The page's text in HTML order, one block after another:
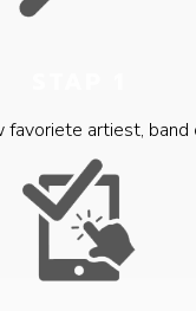
favoriete artiest, band